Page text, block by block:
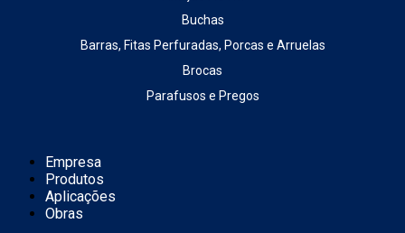
Buchas
Barras, Fitas Perfuradas, Porcas e Arruelas
Brocas
Parafusos e Pregos
Empresa
Produtos
Aplicações
Obras